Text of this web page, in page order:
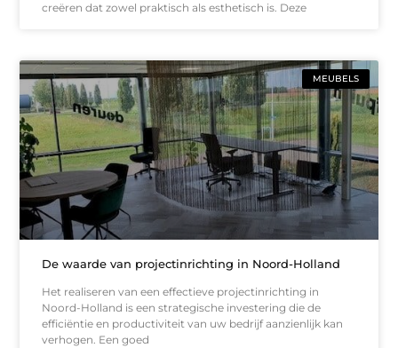
creëren dat zowel praktisch als esthetisch is. Deze
MEUBELS
De waarde van projectinrichting in Noord-Holland
Het realiseren van een effectieve projectinrichting in
Noord-Holland is een strategische investering die de
efficiëntie en productiviteit van uw bedrijf aanzienlijk kan
verhogen. Een goed